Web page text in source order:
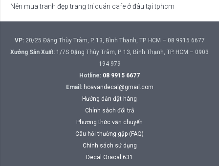
Nên mua tranh đẹp trang trí quán cafe ở đâu tại tphcm
VP:20/25 Đặng Thùy Trâm, P. 13, Bình Thạnh, TP. HCM – 08 9915 6677
Xưởng Sản Xuất: 1/7S Đặng Thùy Trâm, P. 13, Bình Thạnh, TP. HCM – 0903
194 979
Hotline: 08 9915 6677
Email: hoavandecal@gmail.com
Hướng dẫn đặt hàng
Chính sách đổi trả
Phương thức vận chuyển
Câu hỏi thường gặp (FAQ)
Chính sách sử dụng
Decal Oracal 631